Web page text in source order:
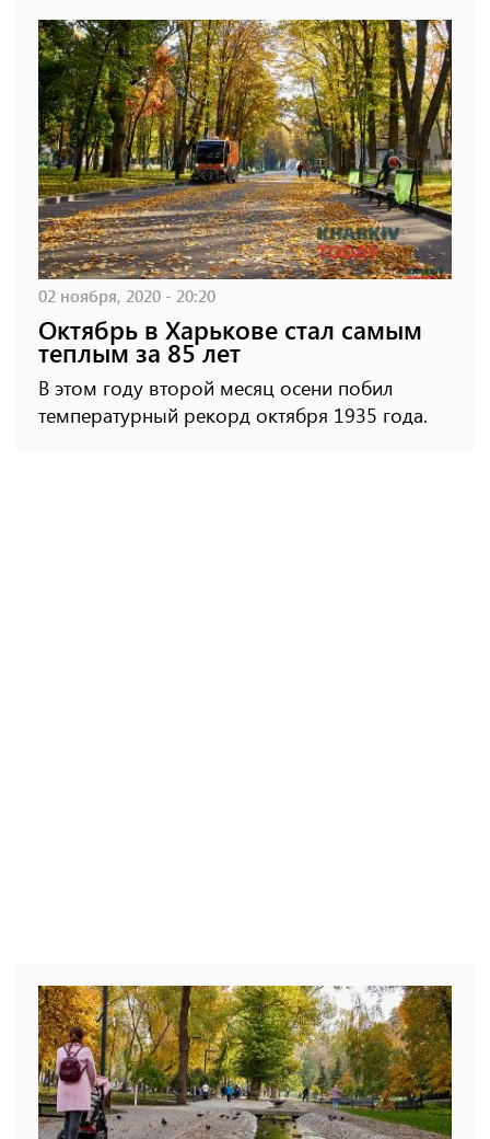
02 ноября, 2020 - 20:20
Октябрь в Харькове стал самым
теплым за 85 лет
В этом году второй месяц осени побил
температурный рекорд октября 1935 года.